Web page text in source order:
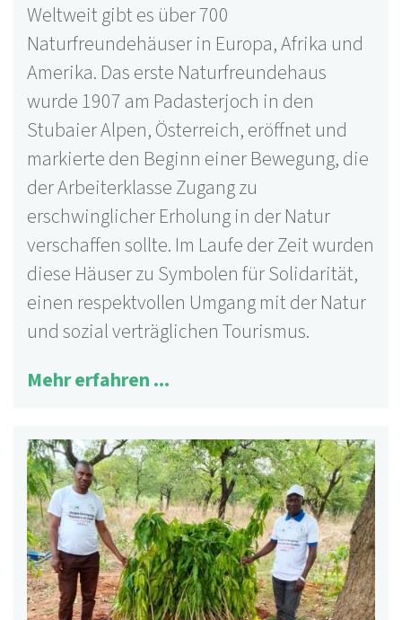
Weltweit gibt es über 700
Naturfreundehäuser in Europa, Afrika und
Amerika. Das erste Naturfreundehaus
wurde 1907 am Padasterjoch in den
Stubaier Alpen, Österreich, eröffnet und
markierte den Beginn einer Bewegung, die
der Arbeiterklasse Zugang zu
erschwinglicher Erholung in der Natur
verschaffen sollte. Im Laufe der Zeit wurden
diese Häuser zu Symbolen für Solidarität,
einen respektvollen Umgang mit der Natur
und sozial verträglichen Tourismus.
Mehr erfahren ...